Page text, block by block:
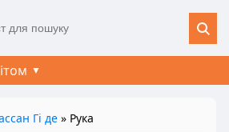
Гі де » Рука